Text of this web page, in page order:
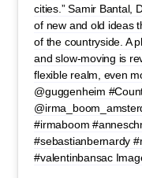
cities.” Samir Bantal,
of new and old ideas
of the countryside. A
and slow-moving is
flexible realm, even
@guggenheim
#irmaboom
#sebastianbernardy
#valentinbansac